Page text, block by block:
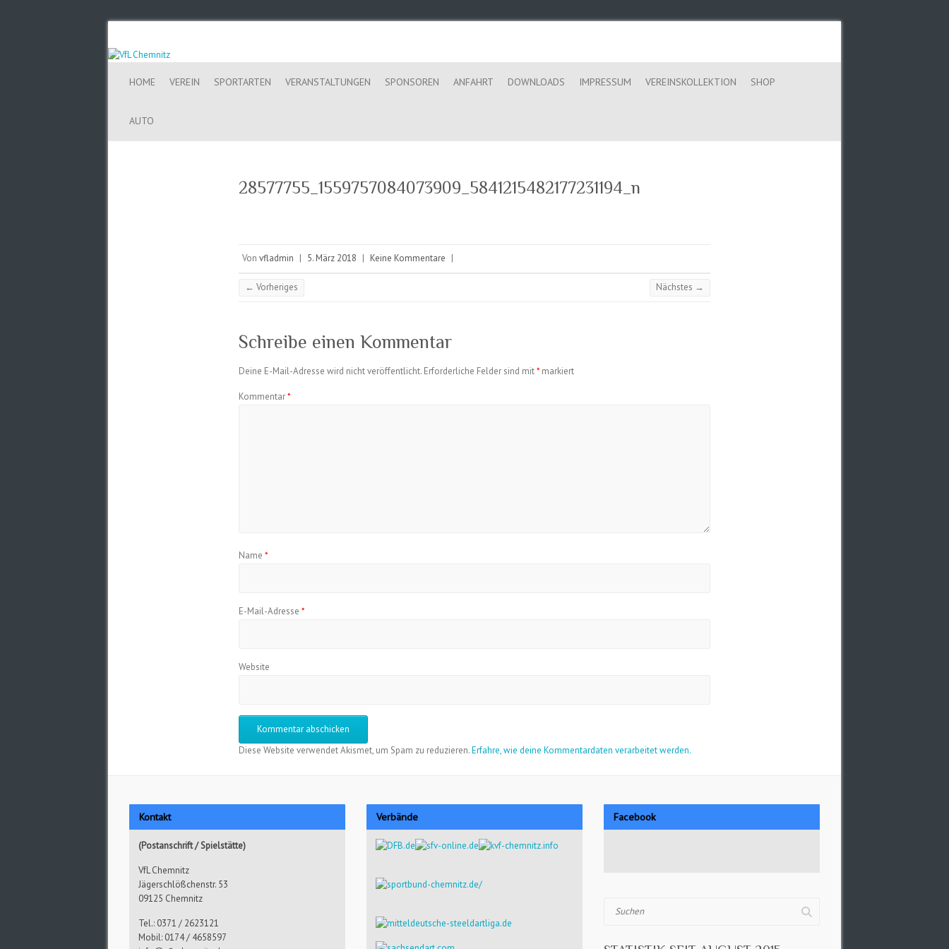
HOME VEREIN SPORTARTEN VERANSTALTUNGEN SPONSOREN ANFAHRT DOWNLOADS IMPRESSUM VEREINSKOLLEKTION SHOP
AUTO
28577755_1559757084073909_5841215482177231194_n
Von vfladmin | 5. März 2018 | Keine Kommentare |
← Vorheriges Nächstes →
Schreibe einen Kommentar
Deine E-Mail-Adresse wird nicht veröffentlicht. Erforderliche Felder sind mit* markiert
Kommentar*
Name *
E-Mail-Adresse *
Website
Diese Website verwendet Akismet, um Spam zu reduzieren.Erfahre, wie deine Kommentardaten verarbeitet werden.
Kontakt
(Postanschrift / Spielstätte)
VfL Chemnitz
Jägerschlößchenstr. 53
09125 Chemnitz
Tel.: 0371 / 2623121
Mobil: 0174 / 4658597
Verbände Facebook